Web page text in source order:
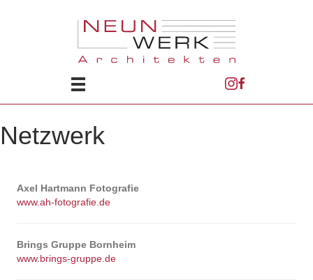
Netzwerk
Axel Hartmann Fotografie
www.ah-fotografie.de
Brings Gruppe Bornheim
www.brings-gruppe.de